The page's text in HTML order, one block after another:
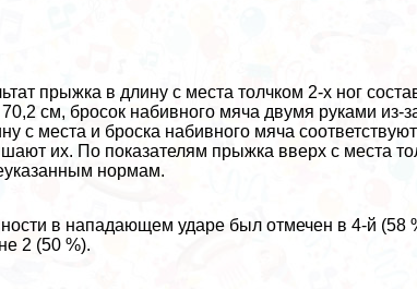
прыжка в длину с места толчком 2-х ног
см, бросок набивного мяча двумя руками из-
с места и броска набивного мяча
их. По показателям прыжка вверх с места
нормам.
в нападающем ударе был отмечен в 4-й (58
2 (50 %).